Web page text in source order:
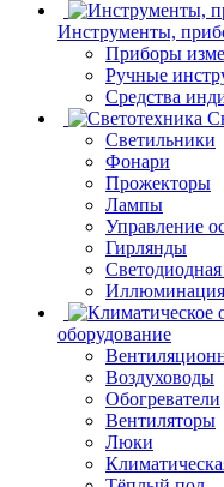
Инструменты,
Приборы
Ручные
Средства
Светильники
Фонари
Прожекторы
Лампы
Управление
Гирлянды
оборудование
Воздуховоды
Обогреватели
Вентиляторы
Люки